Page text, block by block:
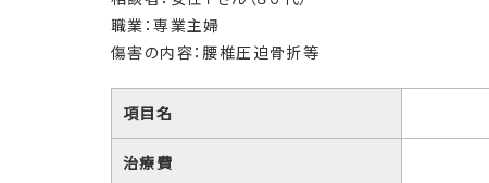
職業：専業主婦
傷害の内容：腰椎圧迫骨折等
項目名
治療費